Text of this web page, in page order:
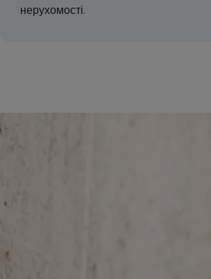
нерухомості.